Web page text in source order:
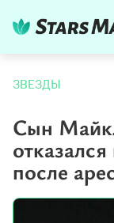
ЗВЕЗДЫ
Сын
после